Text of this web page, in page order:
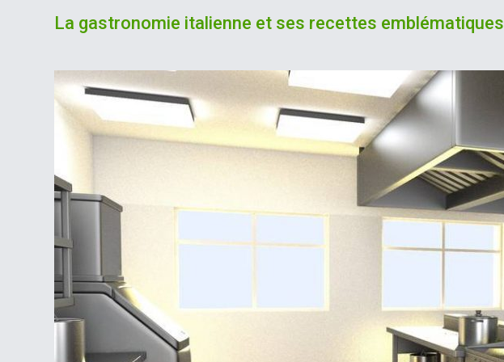
La gastronomie italienne et ses recettes emblématiques